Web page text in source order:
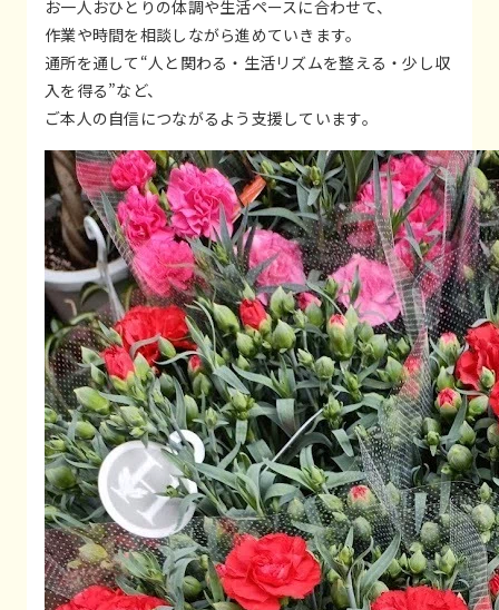
お一人おひとりの体調や生活ペースに合わせて、
作業や時間を相談しながら進めていきます。
通所を通して“人と関わる・生活リズムを整える・少し収
入を得る”など、
ご本人の自信につながるよう支援しています。